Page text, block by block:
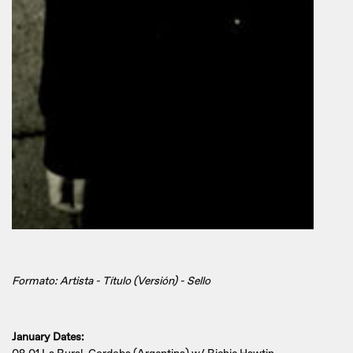
Formato: Artista - Título (Versión) - Sello
January Dates: